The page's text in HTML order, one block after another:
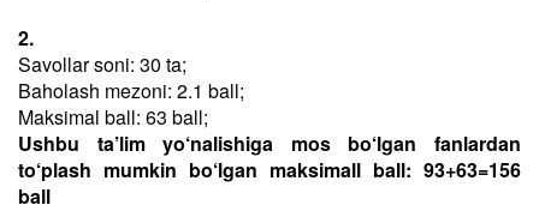
2.
Savollar soni: 30 ta;
Baholash mezoni: 2.1 ball;
Maksimal ball: 63 ball;
Ushbu ta’lim yo‘nalishiga mos bo‘lgan fanlardan
to‘plash mumkin bo‘lgan maksimall ball: 93+63=156
ball